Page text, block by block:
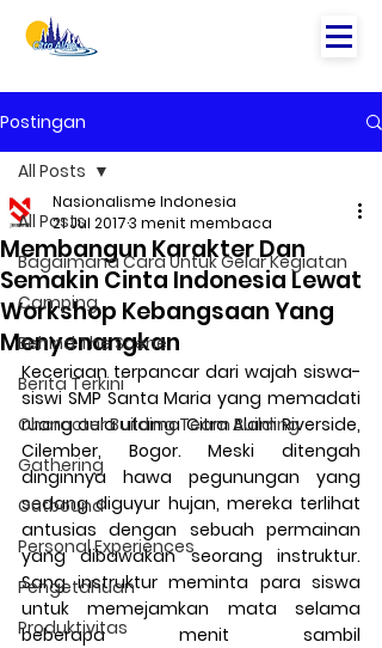
Postingan
All Posts
Bagaimana Cara Untuk Gelar Kegiatan
Camping
Behind The Scene
Berita Terkini
Character Building Team Building
Gathering
Outbound
Personal Experiences
Pengetahuan
Produktivitas
All Posts
Membangun Karakter Dan
Semakin Cinta Indonesia Lewat
Workshop Kebangsaan Yang
Menyenangkan
Nasionalisme Indonesia
21 Jul 20173 menit membaca
Keceriaan terpancar dari wajah siswa-
siswi SMP Santa Maria yang memadati
ruang aula utama Citra Alam Riverside,
Cilember, Bogor. Meski ditengah
dinginnya hawa pegunungan yang
sedang diguyur hujan, mereka terlihat
antusias dengan sebuah permainan
yang dibawakan seorang instruktur.
Sang instruktur meminta para siswa
untuk memejamkan mata selama
beberapa menit sambil